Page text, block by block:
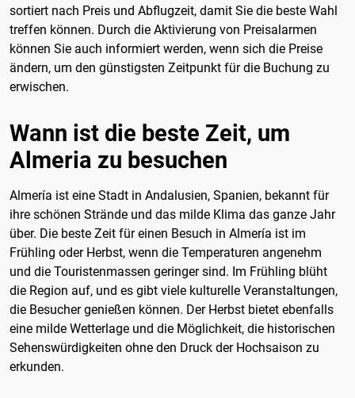
sortiert nach Preis und Abflugzeit, damit Sie die beste Wahl
treffen können. Durch die Aktivierung von Preisalarmen
können Sie auch informiert werden, wenn sich die Preise
ändern, um den günstigsten Zeitpunkt für die Buchung zu
erwischen.
Wann ist die beste Zeit, um
Almeria zu besuchen
Almería ist eine Stadt in Andalusien, Spanien, bekannt für
ihre schönen Strände und das milde Klima das ganze Jahr
über. Die beste Zeit für einen Besuch in Almería ist im
Frühling oder Herbst, wenn die Temperaturen angenehm
und die Touristenmassen geringer sind. Im Frühling blüht
die Region auf, und es gibt viele kulturelle Veranstaltungen,
die Besucher genießen können. Der Herbst bietet ebenfalls
eine milde Wetterlage und die Möglichkeit, die historischen
Sehenswürdigkeiten ohne den Druck der Hochsaison zu
erkunden.